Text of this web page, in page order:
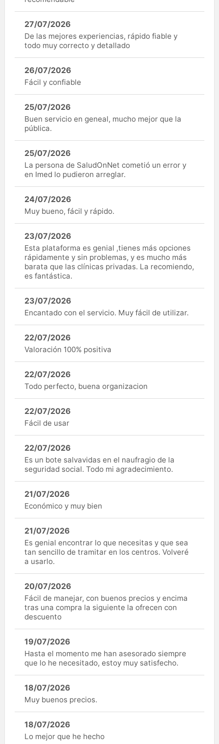
27/07/2026
De las mejores experiencias, rápido fiable y
todo muy correcto y detallado
26/07/2026
Fácil y confiable
25/07/2026
Buen servicio en geneal, mucho mejor que la
pública.
25/07/2026
La persona de SaludOnNet cometió un error y
en Imed lo pudieron arreglar.
24/07/2026
Muy bueno, fácil y rápido.
23/07/2026
Esta plataforma es genial ,tienes más opciones
rápidamente y sin problemas, y es mucho más
barata que las clínicas privadas. La recomiendo,
es fantástica.
23/07/2026
Encantado con el servicio. Muy fácil de utilizar.
22/07/2026
Valoración 100% positiva
22/07/2026
Todo perfecto, buena organizacion
22/07/2026
Fácil de usar
22/07/2026
Es un bote salvavidas en el naufragio de la
seguridad social. Todo mi agradecimiento.
21/07/2026
Económico y muy bien
21/07/2026
Es genial encontrar lo que necesitas y que sea
tan sencillo de tramitar en los centros. Volveré
a usarlo.
20/07/2026
Fácil de manejar, con buenos precios y encima
tras una compra la siguiente la ofrecen con
descuento
19/07/2026
Hasta el momento me han asesorado siempre
que lo he necesitado, estoy muy satisfecho.
18/07/2026
Muy buenos precios.
18/07/2026
Lo mejor que he hecho